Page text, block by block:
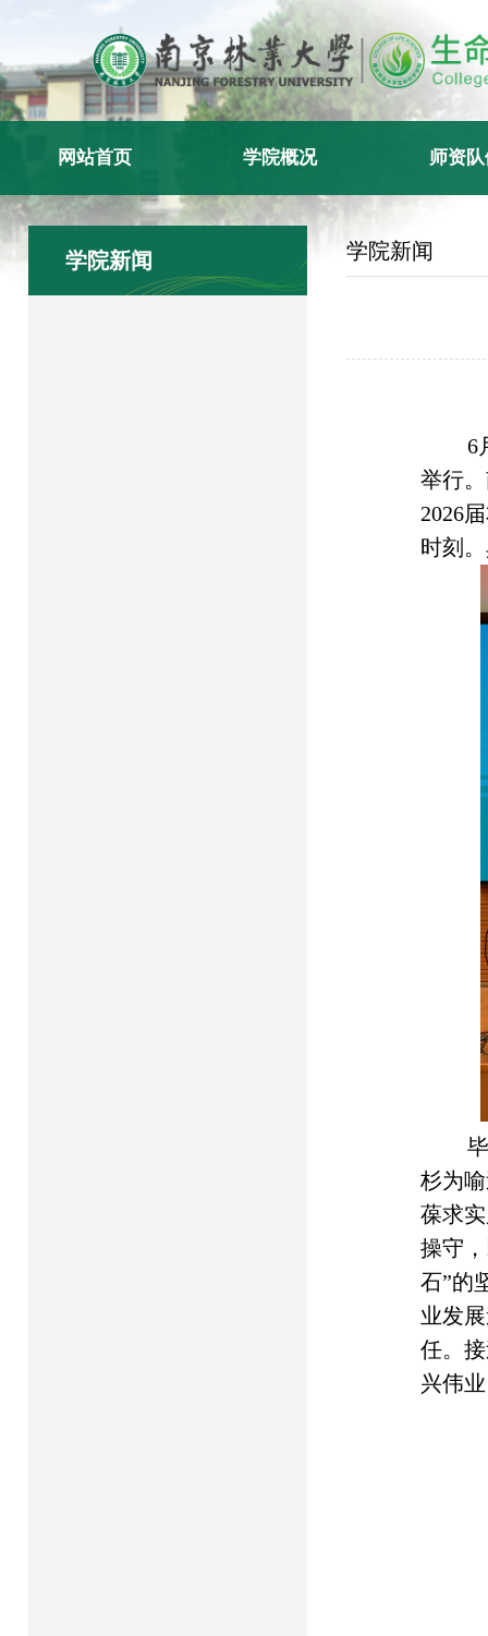
网站首页 学院概况 师资
学院新闻 学院新闻
6
举行
2026
时刻
杉为
葆求
操守
石”的
业发
任。
兴伟